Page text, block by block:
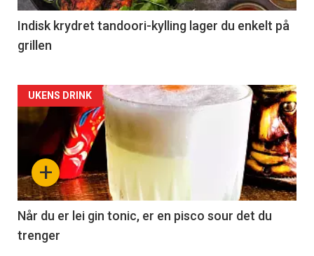
Indisk krydret tandoori-kylling lager du enkelt på
grillen
Forsiden
akkurat
nå
-
2
+
UKENS DRINK
Når du er lei gin tonic, er en pisco sour det du
trenger